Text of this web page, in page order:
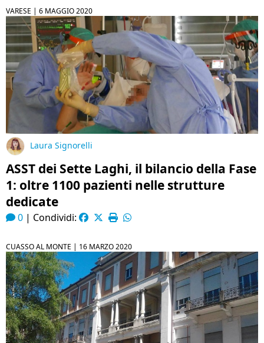
VARESE | 6 MAGGIO 2020
Laura Signorelli
ASST dei Sette Laghi, il bilancio della Fase
1: oltre 1100 pazienti nelle strutture
dedicate
0 | Condividi:
CUASSO AL MONTE | 16 MARZO 2020